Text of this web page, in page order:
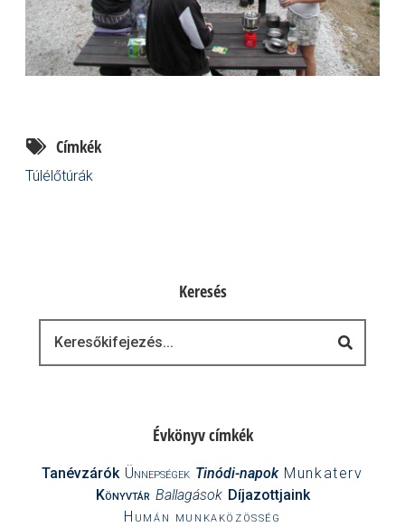
Címkék
Túlélőtúrák
Keresés
Évkönyv címkék
Tanévzárók Ünnepségek Tinódi-napok Munkaterv
Könyvtár Ballagások Díjazottjaink
Humán munkaközösség